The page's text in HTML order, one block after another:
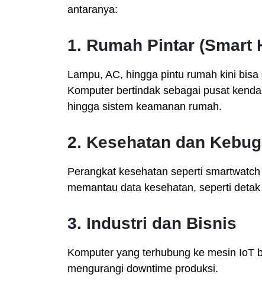
antaranya:
1. Rumah Pintar (Smart
Lampu, AC, hingga pintu rumah kini
Komputer bertindak sebagai pusat
hingga sistem keamanan rumah.
2. Kesehatan dan
Perangkat kesehatan seperti
memantau data kesehatan, seperti
3. Industri dan Bisnis
Komputer yang terhubung ke mesin IoT
mengurangi downtime produksi.